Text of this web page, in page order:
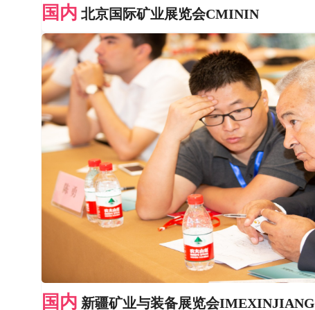
国内 北京国际矿业展览会CMININ
国内 新疆矿业与装备展览会IMEXINJIANG